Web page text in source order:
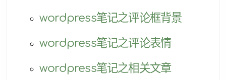
wordpress笔记之评论框背景
wordpress笔记之评论表情
wordpress笔记之相关文章